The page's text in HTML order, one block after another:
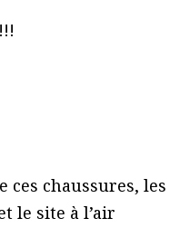
ces chaussures, les
le site à l’air